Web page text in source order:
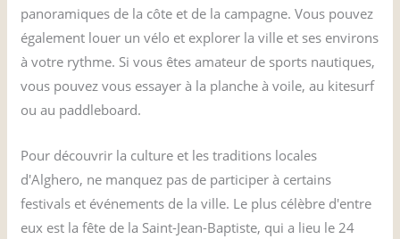
panoramiques de la côte et de la campagne. Vous pouvez
également louer un vélo et explorer la ville et ses environs
à votre rythme. Si vous êtes amateur de sports nautiques,
vous pouvez vous essayer à la planche à voile, au kitesurf
ou au paddleboard.
Pour découvrir la culture et les traditions locales
d'Alghero, ne manquez pas de participer à certains
festivals et événements de la ville. Le plus célèbre d'entre
eux est la fête de la Saint-Jean-Baptiste, qui a lieu le 24